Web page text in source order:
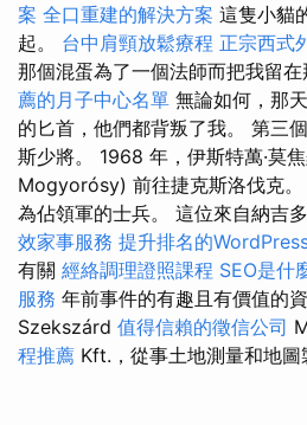
案 全口重建的解決方案 這隻小貓
起。 台中肩頸放鬆療程 正宗西式
那個混蛋為了一個法師而把我留在
薦的月子中心名單 無論如何，那
的匕首，他們都背叛了我。 第三
斯少將。 1968 年，伊斯特萬·莫
Mogyorósy) 前往捷克斯洛伐克
為佔領軍的士兵。 這位來自納吉
效家事服務 提升排名的
有關 經絡調理證照課程 SEO是什
服務 年前事件的有趣且有價值的
Szekszárd 值得信賴的徵信公司
程推薦 Kft.，從事土地測量和地圖